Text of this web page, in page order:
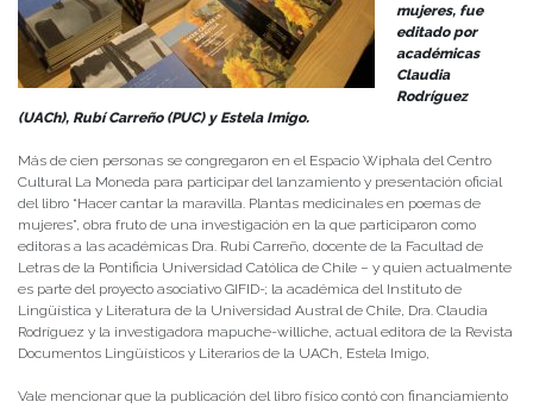
mujeres, fue
editado por
académicas
Claudia
Rodríguez
(UACh), Rubí Carreño (PUC) y Estela Imigo.
Más de cien personas se congregaron en el Espacio Wiphala del Centro
Cultural La Moneda para participar del lanzamiento y presentación oficial
del libro “Hacer cantar la maravilla. Plantas medicinales en poemas de
mujeres”, obra fruto de una investigación en la que participaron como
editoras a las académicas Dra. Rubí Carreño, docente de la Facultad de
Letras de la Pontificia Universidad Católica de Chile – y quien actualmente
es parte del proyecto asociativo GIFID-; la académica del Instituto de
Lingüística y Literatura de la Universidad Austral de Chile, Dra. Claudia
Rodríguez y la investigadora mapuche-williche, actual editora de la Revista
Documentos Lingüísticos y Literarios de la UACh, Estela Imigo,
Vale mencionar que la publicación del libro físico contó con financiamiento